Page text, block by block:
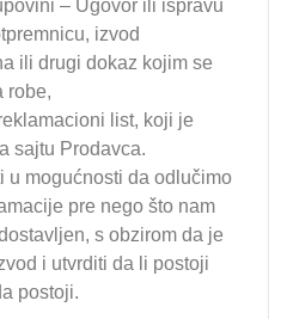
– Ugovor ili ispravu
izvod
ili drugi dokaz kojim se
robe,
list, koji je
sajtu Prodavca.
u mogućnosti da odlučimo
pre nego što nam
s obzirom da je
i utvrditi da li postoji
postoji.